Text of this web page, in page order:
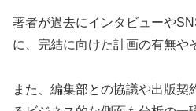
著者が過去にインタビューや
に、完結に向けた計画の有無や
また、編集部との協議や出版契